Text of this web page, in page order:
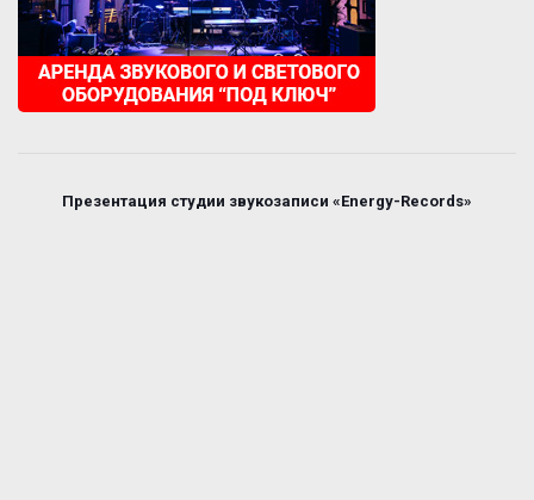
Презентация студии звукозаписи «Energy-Records»